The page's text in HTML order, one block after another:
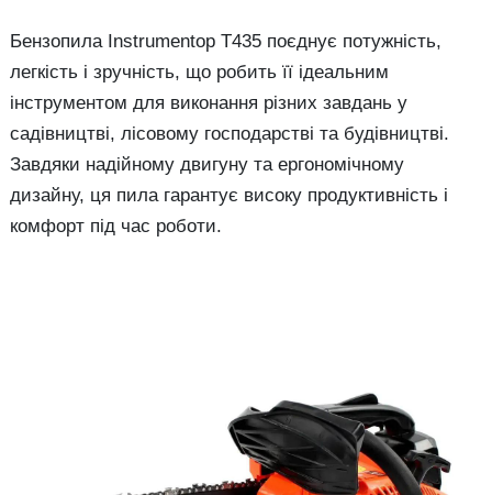
Бензопила Instrumentop T435 поєднує потужність,
легкість і зручність, що робить її ідеальним
інструментом для виконання різних завдань у
садівництві, лісовому господарстві та будівництві.
Завдяки надійному двигуну та ергономічному
дизайну, ця пила гарантує високу продуктивність і
комфорт під час роботи.